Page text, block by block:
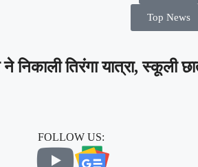
Top News
निकाली तिरंगा यात्रा, स्कूली
FOLLOW US: